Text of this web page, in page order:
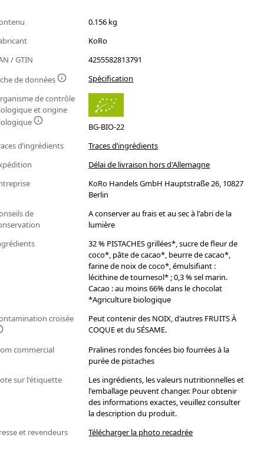
0.156 kg
KoRo
/ GTIN
4255582813791
de données
Spécification
de contrôle
et origine
BG-BIO-22
d’ingrédients
Traces d’ingrédients
Délai de livraison hors d'Allemagne
KoRo Handels GmbH Hauptstraße 26, 10827
Berlin
de
A conserver au frais et au sec à l'abri de la
lumière
32 % PISTACHES grillées*, sucre de fleur de
coco*, pâte de cacao*, beurre de cacao*,
farine de noix de coco*, émulsifiant :
lécithine de tournesol* ; 0,3 % sel marin.
Cacao : au moins 66% dans le chocolat
*Agriculture biologique
croisée
Peut contenir des NOIX, d'autres FRUITS À
COQUE et du SÉSAME.
commercial
Pralines rondes foncées bio fourrées à la
purée de pistaches
sur l'étiquette
Les ingrédients, les valeurs nutritionnelles et
l'emballage peuvent changer. Pour obtenir
des informations exactes, veuillez consulter
la description du produit.
et revendeurs
Télécharger la photo recadrée